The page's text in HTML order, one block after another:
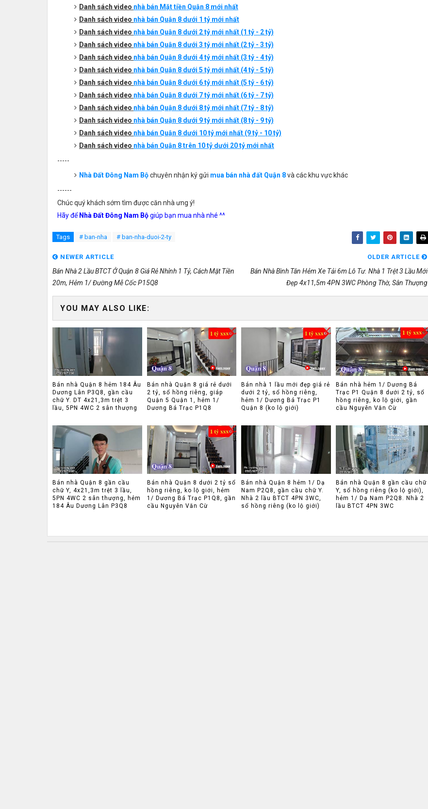
Danh sách video nhà bán Mặt tiền Quận 8 mới nhất
Danh sách video nhà bán Quận 8 dưới 1 tỷ mới nhất
Danh sách video nhà bán Quận 8 dưới 2 tỷ mới nhất (1 tỷ - 2 tỷ)
Danh sách video nhà bán Quận 8 dưới 3 tỷ mới nhất (2 tỷ - 3 tỷ)
Danh sách video nhà bán Quận 8 dưới 4 tỷ mới nhất (3 tỷ - 4 tỷ)
Danh sách video nhà bán Quận 8 dưới 5 tỷ mới nhất (4 tỷ - 5 tỷ)
Danh sách video nhà bán Quận 8 dưới 6 tỷ mới nhất (5 tỷ - 6 tỷ)
Danh sách video nhà bán Quận 8 dưới 7 tỷ mới nhất (6 tỷ - 7 tỷ)
Danh sách video nhà bán Quận 8 dưới 8 tỷ mới nhất (7 tỷ - 8 tỷ)
Danh sách video nhà bán Quận 8 dưới 9 tỷ mới nhất (8 tỷ - 9 tỷ)
Danh sách video nhà bán Quận 8 dưới 10 tỷ mới nhất (9 tỷ - 10 tỷ)
Danh sách video nhà bán Quận 8 trên 10 tỷ dưới 20 tỷ mới nhất
-----
Nhà Đất Đông Nam Bộchuyên nhận ký gửi mua bán nhà đất Quận 8và các khu vực khác
------
Chúc quý khách sớm tìm được căn nhà ưng ý!
Hãy để Nhà Đất Đông Nam Bộgiúp bạn mua nhà nhé ^^
Tags # ban-nha # ban-nha-duoi-2-ty
NEWER ARTICLE
Bán Nhà 2 Lầu BTCT Ở Quận 8 Giá Rẻ Nhỉnh 1 Tỷ, Cách Mặt Tiền
20m, Hẻm 1/ Đường Mễ Cốc P15Q8
OLDER ARTICLE
Bán Nhà Bình Tân Hẻm Xe Tải 6m Lô Tư. Nhà 1 Trệt 3 Lầu Mới
Đẹp 4x11,5m 4PN 3WC Phòng Thờ, Sân Thượng
YOU MAY ALSO LIKE:
Bán nhà Quận 8 hẻm 184 Âu
Dương Lân P3Q8, gần cầu
chữ Y. DT 4x21,3m trệt 3
lầu, 5PN 4WC 2 sân thượng
Bán nhà Quận 8 giá rẻ dưới
2 tỷ, sổ hồng riêng, giáp
Quận 5 Quận 1, hẻm 1/
Dương Bá Trạc P1Q8
Bán nhà 1 lầu mới đẹp giá rẻ
dưới 2 tỷ, sổ hồng riêng,
hẻm 1/ Dương Bá Trạc P1
Quận 8 (ko lộ giới)
Bán nhà hẻm 1/ Dương Bá
Trạc P1 Quận 8 dưới 2 tỷ, sổ
hồng riêng, ko lộ giới, gần
cầu Nguyễn Văn Cừ
Bán nhà Quận 8 gần cầu
chữ Y, 4x21,3m trệt 3 lầu,
5PN 4WC 2 sân thượng, hẻm
184 Âu Dương Lân P3Q8
Bán nhà Quận 8 dưới 2 tỷ sổ
hồng riêng, ko lộ giới, hẻm
1/ Dương Bá Trạc P1Q8, gần
cầu Nguyễn Văn Cừ
Bán nhà Quận 8 hẻm 1/ Dạ
Nam P2Q8, gần cầu chữ Y.
Nhà 2 lầu BTCT 4PN 3WC,
sổ hồng riêng (ko lộ giới)
Bán nhà Quận 8 gần cầu chữ
Y, sổ hồng riêng (ko lộ giới),
hẻm 1/ Dạ Nam P2Q8. Nhà 2
lầu BTCT 4PN 3WC